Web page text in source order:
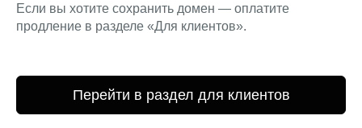
Если вы хотите сохранить домен — оплатите
продление в разделе «Для клиентов».
Перейти в раздел для клиентов